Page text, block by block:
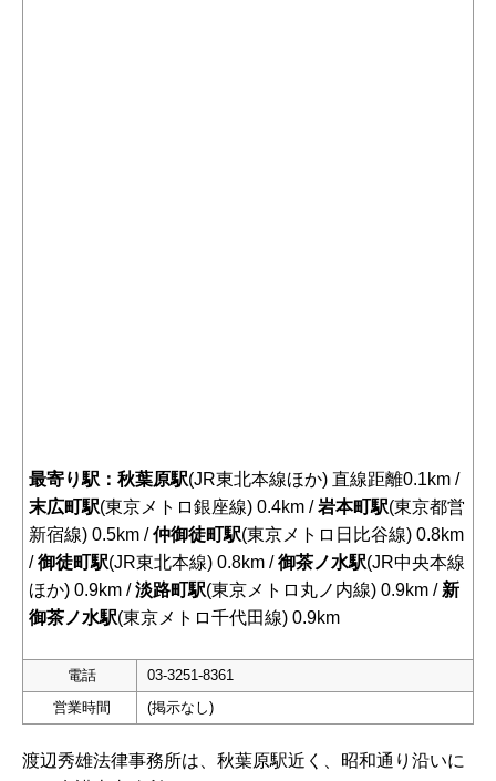
最寄り駅：秋葉原駅(JR東北本線ほか) 直線距離0.1km /
末広町駅(東京メトロ銀座線) 0.4km /岩本町駅(東京都営
新宿線) 0.5km /仲御徒町駅(東京メトロ日比谷線) 0.8km
/御徒町駅(JR東北本線) 0.8km /御茶ノ水駅(JR中央本線
ほか) 0.9km /淡路町駅(東京メトロ丸ノ内線) 0.9km / 新
御茶ノ水駅(東京メトロ千代田線) 0.9km
電話
03-3251-8361
営業時間
(掲示なし)
渡辺秀雄法律事務所は、秋葉原駅近く、昭和通り沿いに